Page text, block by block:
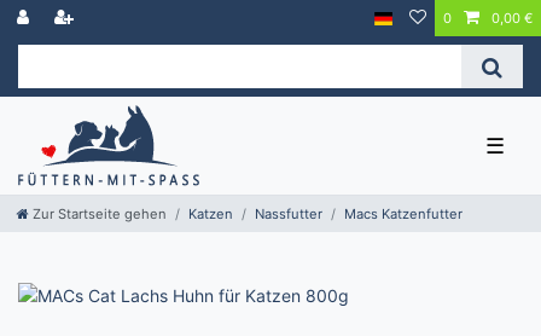
0 0,00 €
☰
Zur Startseite gehen Katzen Nassfutter Macs Katzenfutter